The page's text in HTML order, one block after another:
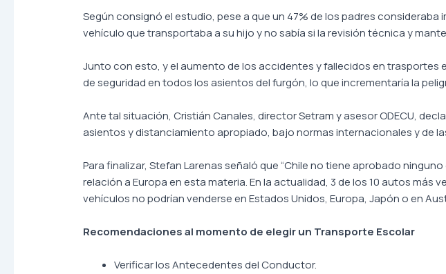
Según consignó el estudio, pese a que un 47% de los padres
vehículo que transportaba a su hijo y no sabía si la revisión técnica y
Junto con esto, y el aumento de los accidentes y fallecidos en trasportes
de seguridad en todos los asientos del furgón, lo que incrementaría la
Ante tal situación, Cristián Canales, director Setram y asesor ODECU,
asientos y distanciamiento apropiado, bajo normas internacionales y de
Para finalizar, Stefan Larenas señaló que “Chile no tiene aprobado
relación a Europa en esta materia. En la actualidad, 3 de los 10 autos
vehículos no podrían venderse en Estados Unidos, Europa, Japón o en
Recomendaciones al momento de elegir un Transporte Escolar
Verificar los Antecedentes del Conductor.